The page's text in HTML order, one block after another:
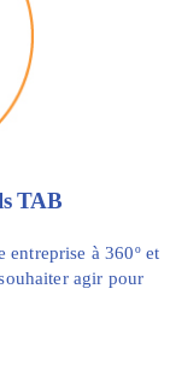
TAB
entreprise à 360º et
agir pour